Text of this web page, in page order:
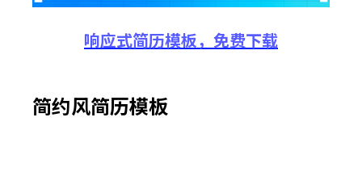
响应式简历模板， 免费下载
简约风简历模板